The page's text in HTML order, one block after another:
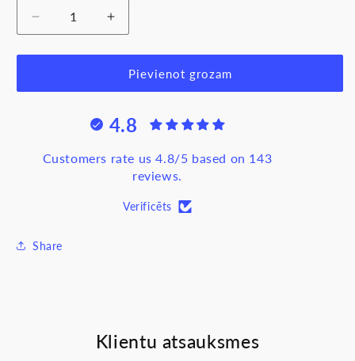
Samazināt
daudzumu
produktam
10AX,
Palielināt
daudzumu
produktam
Slēdzis
10AX,
Sedna
Pievienot grozam
4.8
Customers rate us 4.8/5 based on 143
reviews.
Verificēts
Share
Klientu atsauksmes